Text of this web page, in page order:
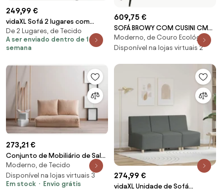
249,99 €
vidaXL Sofá 2 lugares com
Chaise em L 125 cm tecido
creme
De 2 Lugares, de Tecido
A ser enviado dentro de 1
semana
609,75 €
SOFÁ BROWY COM CUSINI CM
137X69X79
Moderno, de Couro Ecológico
Disponível na lojas virtuais 2
273,21 €
Conjunto de Mobiliário de Sala
City – Nogueira – Dimensões
Variadas
Moderno, de Tecido
Disponível na lojas virtuais 3
Em stock
Envio grátis
274,99 €
vidaXL Unidade de Sofá